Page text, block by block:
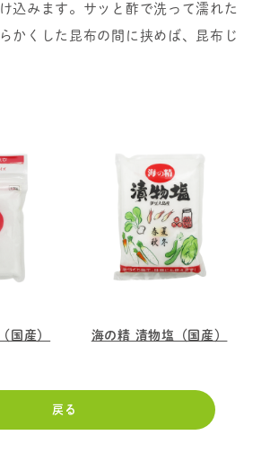
込みます。サッと酢で洗って濡れた
かくした昆布の間に挟めば、昆布じ
国産） 海の精 漬物塩（国産）
戻る